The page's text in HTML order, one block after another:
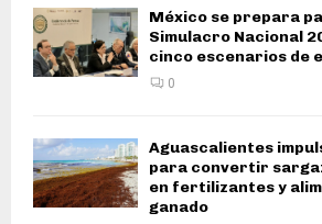
México se prepara
Simulacro Nacional
cinco escenarios de
0
Aguascalientes
para convertir
en fertilizantes y
ganado